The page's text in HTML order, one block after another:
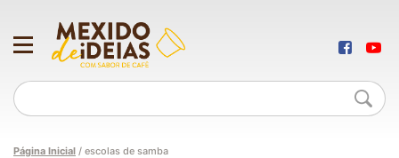
Página Inicial / escolas de samba